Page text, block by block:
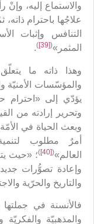
والاستماع إليه، وإنْ
علاجُها باحترام
التنافس وإثبات
المثمر»(
[39]
)
.
وهذا ذاته ما
والمؤسّسات الأمنيّة
يؤدّي إلى «احترام
وتحرير إرادته من
وبعث الحياة في
أمرٌ مطلوب
العالم»(
[40]
)؛ «حيث
وإعادة تصوُّرات
والتاريخ والحرّية
فالأنسنة في
والمذهبيّة